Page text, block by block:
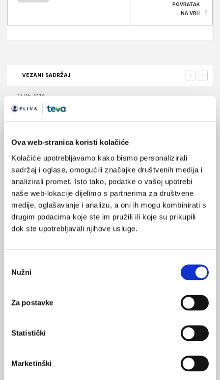
Ova web-stranica koristi kolačiće
Kolačiće upotrebljavamo kako bismo personalizirali
sadržaj i oglase, omogućili značajke društvenih medija i
analizirali promet. Isto tako, podatke o vašoj upotrebi
naše web-lokacije dijelimo s partnerima za društvene
medije, oglašavanje i analizu, a oni ih mogu kombinirati s
drugim podacima koje ste im pružili ili koje su prikupili
dok ste upotrebljavali njihove usluge.
pristanka
Nužni
Za postavke
Statistički
Marketinški
POVRATAK
NA VRH
VEZANI SADRŽAJ >
<
12.06.2014.
Komunikacijske vještine liječnika doista utječu na
zdravlje pacijenata
04.01.2014.
dobi putem interneta
23.07.2013.
Važnost razumljivosti u komuniciranju zdravstvenih
radnika
22.03.2013.
24.02.2013.
>
<
Bolna leđa - medicinske vježbe (nove smjernice)